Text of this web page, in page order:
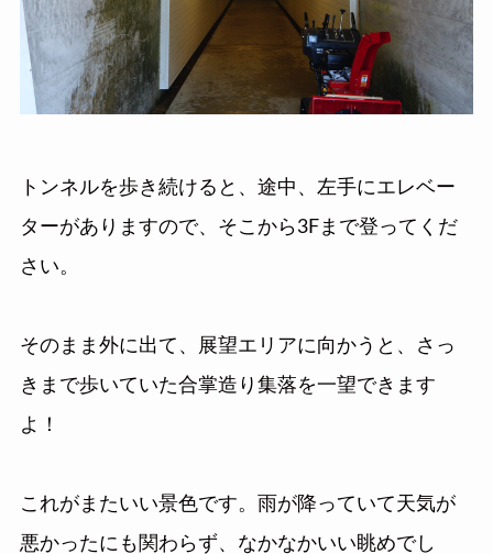
トンネルを歩き続けると、途中、左手にエレベー
ターがありますので、そこから3Fまで登ってくだ
さい。
そのまま外に出て、展望エリアに向かうと、さっ
きまで歩いていた合掌造り集落を一望できます
よ！
これがまたいい景色です。雨が降っていて天気が
悪かったにも関わらず、なかなかいい眺めでし